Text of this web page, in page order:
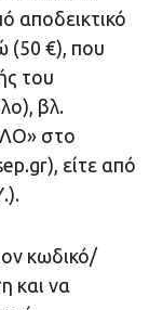
αποδεικτικό
(50 €), που
του
βλ.
στο
είτε από
κωδικό/
και να